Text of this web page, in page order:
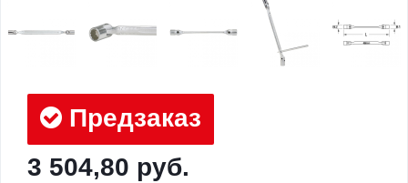
Предзаказ
3 504,80 руб.